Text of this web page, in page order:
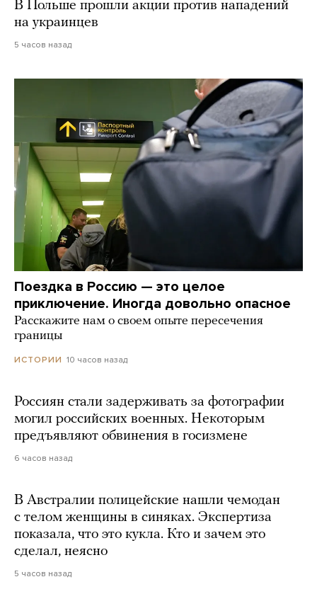
В Польше прошли акции против нападений
на украинцев
5 часов назад
Поездка в Россию — это целое
приключение. Иногда довольно опасное
Расскажите нам о своем опыте пересечения
границы
ИСТОРИИ 10 часов назад
Россиян стали задерживать за фотографии
могил российских военных. Некоторым
предъявляют обвинения в госизмене
6 часов назад
В Австралии полицейские нашли чемодан
с телом женщины в синяках. Экспертиза
показала, что это кукла. Кто и зачем это
сделал, неясно
5 часов назад